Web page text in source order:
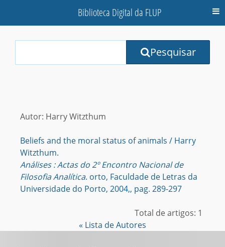
Biblioteca Digital da FLUP
Terms:
Pesquisar
Autor: Harry Witzthum
Beliefs and the moral status of animals / Harry
Witzthum.
Análises : Actas do 2º Encontro Nacional de
Filosofia Analítica. orto, Faculdade de Letras da
Universidade do Porto, 2004,, pag. 289-297
Total de artigos: 1
« Lista de Autores